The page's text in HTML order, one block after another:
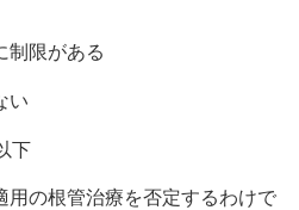
制限がある
い
下
用の根管治療を否定するわけで